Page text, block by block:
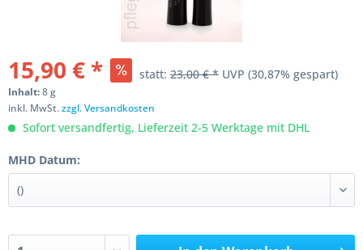
15,90 € * statt: 23,00 € * UVP (30,87% gespart)
Inhalt:8 g
inkl. MwSt.zzgl. Versandkosten
Sofort versandfertig, Lieferzeit 2-5 Werktage mit DHL
MHD Datum: